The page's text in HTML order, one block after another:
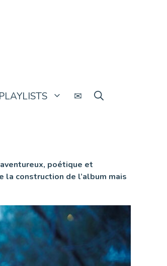
PLAYLISTS ✉
poétique et
la construction de l’album mais